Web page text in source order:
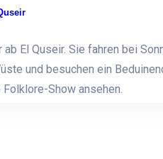
El Quseir. Sie fahren bei
und besuchen ein
Show ansehen.